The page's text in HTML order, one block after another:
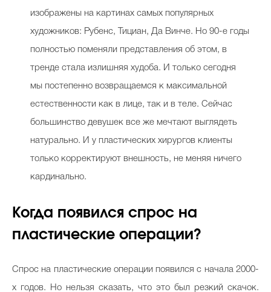
Тесты
Викторины
изображены на картинах самых популярных
художников: Рубенс, Тициан, Да Винче. Но 90-е годы
полностью поменяли представления об этом, в
тренде стала излишняя худоба. И только сегодня
мы постепенно возвращаемся к максимальной
естественности как в лице, так и в теле. Сейчас
большинство девушек все же мечтают выглядеть
натурально. И у пластических хирургов клиенты
только корректируют внешность, не меняя ничего
кардинально.
Когда появился спрос на
пластические операции?
Спрос на пластические операции появился с начала 2000-
х годов. Но нельзя сказать, что это был резкий скачок.